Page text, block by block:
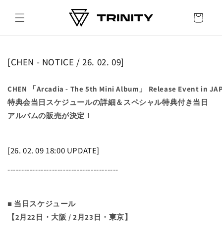
content
Cart
[CHEN - NOTICE / 26. 02. 09]
CHEN 「Arcadia - The 5th Mini Album」 Release Event in
特典会当日スケジュールの詳細＆スペシャル特典付き当日
アルバムの販売が決定！
[26. 02. 09 18:00 UPDATE]
----------------------------------------
■ 当日スケジュール
【2月22日・大阪 / 2月23日・東京】